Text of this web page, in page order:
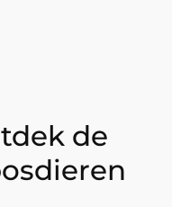
de